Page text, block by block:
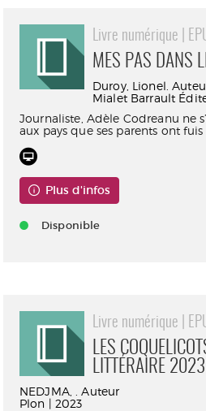
Livre numérique |
MES PAS DANS
Duroy, Lionel.
Mialet Barrault
Journaliste, Adèle Codreanu ne
aux pays que ses parents ont fuis
Plus d'infos
Disponible
Livre numérique |
LES
LITTÉRAIRE 2023
NEDJMA, . Auteur
Plon | 2023